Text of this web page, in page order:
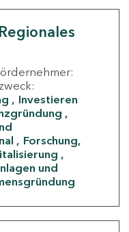
Investieren
Forschung,
und